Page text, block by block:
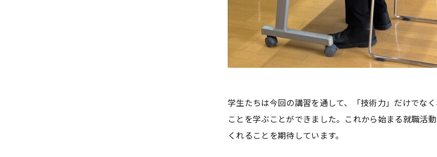
学生たちは今回の講習を通して、「技術力」だけでな
ことを学ぶことができました。これから始まる就職活
くれることを期待しています。